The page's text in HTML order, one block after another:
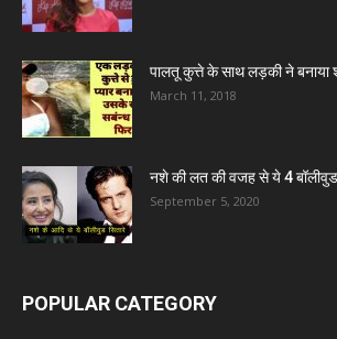
पालतू कुत्ते के साथ लड़की ने
March 11, 2018
नशे की लत की वजह से ये 4 बॉलीवुड
September 5, 2020
POPULAR CATEGORY